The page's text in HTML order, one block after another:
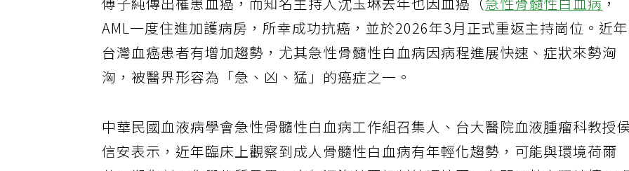
傅子純傳出罹患血癌，而知名主持人沈玉琳去年也因血癌（急性骨髓性白血病 ，
AML一度住進加護病房，所幸成功抗癌，並於2026年3月正式重返主持崗位。近
台灣血癌患者有增加趨勢，尤其急性骨髓性白血病因病程進展快速、症狀來勢洶
洶，被醫界形容為「急、凶、猛」的癌症之一。
中華民國血液病學會急性骨髓性白血病工作組召集人、台大醫院血液腫瘤科教授
信安表示，近年臨床上觀察到成人骨髓性白血病有年輕化趨勢，可能與環境荷爾